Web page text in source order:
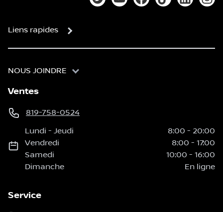
Lien vers notre compte Twitter
Lien vers notre chaîne
Lien vers notre page
Lien vers notre
Lien vers
Liens rapides
NOUS JOINDRE
Ventes
819-758-0524
Lundi -Jeudi 8:00 - 20:00
Vendredi
8:00 - 17:00
Samedi
10:00 - 16:00
Dimanche
En ligne
Service